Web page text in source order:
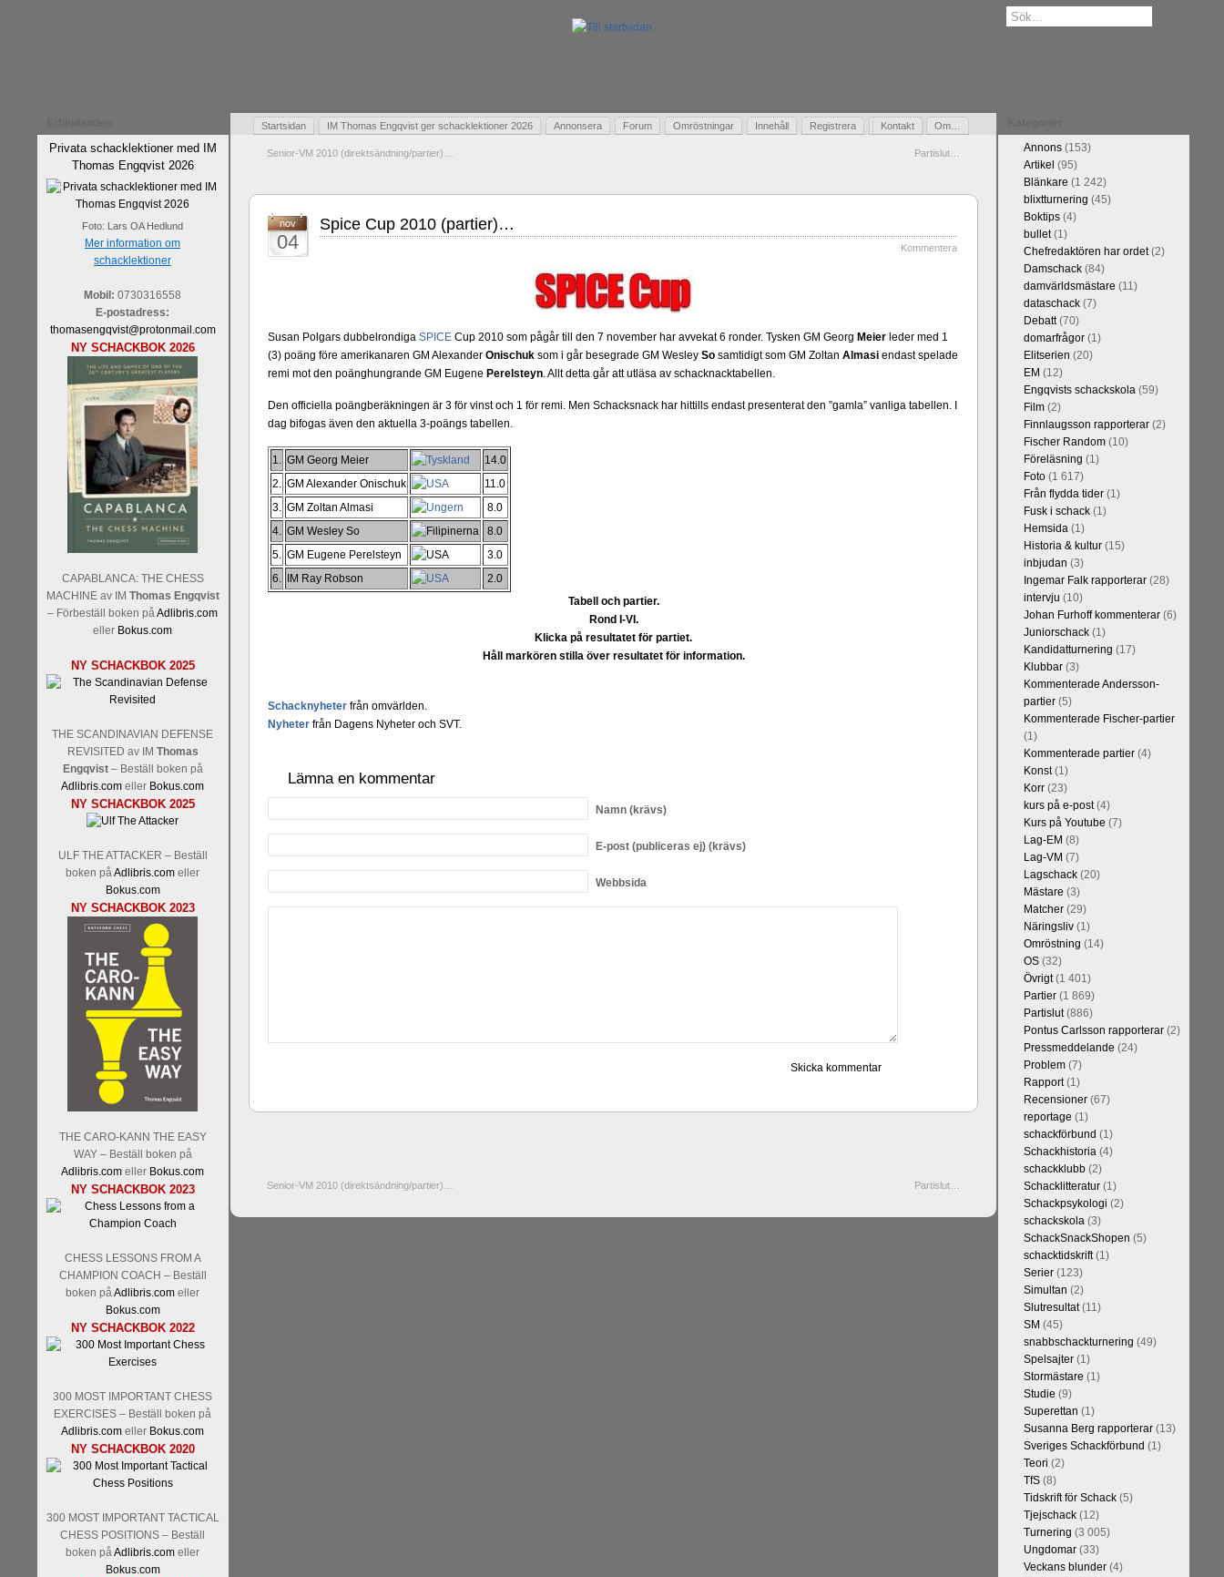
Privata schacklektioner med IM
Thomas Engqvist 2026
Foto: Lars OA Hedlund
Mer information om
schacklektioner
Mobil: 0730316558
E-postadress:
thomasengqvist@protonmail.com
NY SCHACKBOK 2026
CAPABLANCA: THE CHESS
MACHINE av IM Thomas Engqvist
– Förbeställ boken påAdlibris.com
eller Bokus.com
NY SCHACKBOK 2025
THE SCANDINAVIAN DEFENSE
REVISITED av IM Thomas
Engqvist– Beställ boken på
Adlibris.com eller Bokus.com
NY SCHACKBOK 2025
ULF THE ATTACKER – Beställ
boken påAdlibris.com eller
Bokus.com
NY SCHACKBOK 2023
THE CARO-KANN THE EASY
WAY – Beställ boken på
Adlibris.com eller Bokus.com
NY SCHACKBOK 2023
CHESS LESSONS FROM A
CHAMPION COACH – Beställ
boken på Adlibris.com eller
Bokus.com
NY SCHACKBOK 2022
300 MOST IMPORTANT CHESS
EXERCISES – Beställ boken på
Adlibris.com eller Bokus.com
NY SCHACKBOK 2020
300 MOST IMPORTANT TACTICAL
CHESS POSITIONS – Beställ
boken på Adlibris.com eller
Bokus.com
Startsidan IM Thomas Engqvist ger schacklektioner 2026 Annonsera Forum Omröstningar Innehåll Registrera Kontakt Om…
Gästbok
Senior-VM 2010 (direktsändning/partier)… Partislut…
nov
04
Spice Cup 2010 (partier)…
Kommentera
Susan Polgars dubbelrondiga SPICECup 2010 som pågår till den 7 november har avvekat 6 ronder. Tysken GM Georg Meierleder med 1
(3) poäng före amerikanaren GM Alexander Onischuk som i går besegrade GM Wesley So samtidigt som GM Zoltan Almasi endast spelade
remi mot den poänghungrande GM Eugene Perelsteyn. Allt detta går att utläsa av schacknacktabellen.
Den officiella poängberäkningen är 3 för vinst och 1 för remi. Men Schacksnack har hittills endast presenterat den ”gamla” vanliga tabellen. I
dag bifogas även den aktuella 3-poängs tabellen.
1. GM Georg Meier
14.0
2. GM Alexander Onischuk
11.0
3. GM Zoltan Almasi
8.0
4. GM Wesley So
8.0
5. GM Eugene Perelsteyn
3.0
6.
IM Ray Robson
2.0
Tabell och partier.
Rond I-VI.
Klicka på resultatet för partiet.
Håll markören stilla över resultatet för information.
Schacknyheterfrån omvärlden.
Nyheterfrån Dagens Nyheter och SVT.
Lämna en kommentar
Namn(krävs)
E-post(publiceras ej) (krävs)
Webbsida
Senior-VM 2010 (direktsändning/partier)… Partislut…
Annons(153)
Artikel (95)
Blänkare (1 242)
blixtturnering (45)
Boktips(4)
bullet(1)
Chefredaktören har ordet(2)
Damschack(84)
damvärldsmästare (11)
dataschack(7)
Debatt(70)
domarfrågor(1)
Elitserien (20)
EM (12)
Engqvists schackskola(59)
Film(2)
Finnlaugsson rapporterar(2)
Fischer Random(10)
Föreläsning (1)
Foto(1 617)
Från flydda tider(1)
Fusk i schack(1)
Hemsida(1)
Historia & kultur(15)
inbjudan (3)
Ingemar Falk rapporterar(28)
intervju (10)
Johan Furhoff kommenterar(6)
Juniorschack(1)
Kandidatturnering (17)
Klubbar(3)
Kommenterade Andersson-
partier(5)
Kommenterade Fischer-partier
(1)
Kommenterade partier(4)
Konst(1)
Korr(23)
kurs på e-post(4)
Kurs på Youtube (7)
Lag-EM (8)
Lag-VM (7)
Lagschack(20)
Mästare (3)
Matcher(29)
Näringsliv(1)
Omröstning (14)
OS(32)
Övrigt(1 401)
Partier(1 869)
Partislut(886)
Pontus Carlsson rapporterar(2)
Pressmeddelande (24)
Problem(7)
Rapport(1)
Recensioner(67)
reportage (1)
schackförbund (1)
Schackhistoria(4)
schackklubb(2)
Schacklitteratur(1)
Schackpsykologi (2)
schackskola(3)
SchackSnackShopen (5)
schacktidskrift(1)
Serier(123)
Simultan (2)
Slutresultat(11)
SM (45)
snabbschackturnering (49)
Spelsajter(1)
Stormästare (1)
Studie (9)
Superettan (1)
Susanna Berg rapporterar(13)
Sveriges Schackförbund (1)
Teori (2)
TfS(8)
Tidskrift för Schack(5)
Tjejschack(12)
Turnering (3 005)
Ungdomar(33)
Veckans blunder(4)